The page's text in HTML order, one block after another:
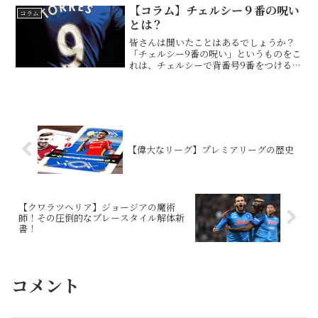
laws to ...
コラム
【コラム】チェルシー９番の呪い
とは？
皆さんは聞いたことはあるでしょうか？
「チェルシー9番の呪い」というものをこ
れは、チェルシーで背番号9番をつけると
【偉大なリーグ】プレミアリーグの歴史
【クワラツヘリア】ジョージアの魔術
師！その圧倒的なプレースタイル解体新
書！
コメント